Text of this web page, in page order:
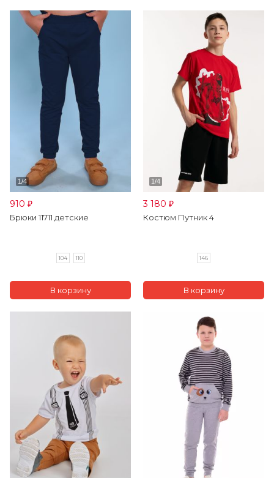
910 ₽
Брюки 11711 детские
104 110
3 180 ₽
Костюм Путник 4
146